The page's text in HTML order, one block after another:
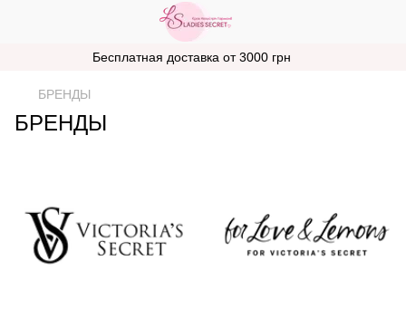
Бесплатная доставка от 3000 грн
БРЕНДЫ
БРЕНДЫ